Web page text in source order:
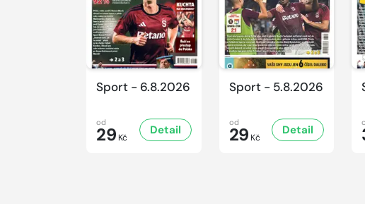
Sport - 6.8.2026
od
29 Kč
Detail
Sport - 5.8.2026
od
29 Kč
Detail